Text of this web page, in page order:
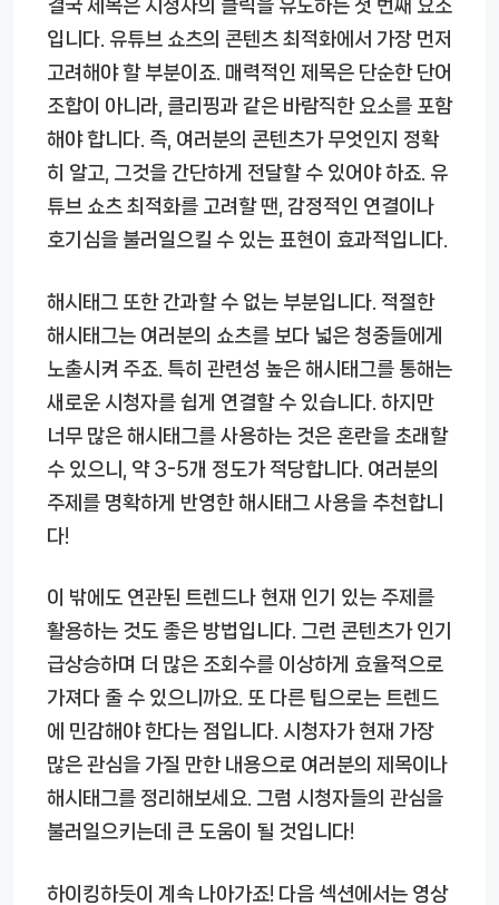
결국 제목은 시청자의 클릭을 유도하는 첫 번째 요소
입니다. 유튜브 쇼츠의 콘텐츠 최적화에서 가장 먼저
고려해야 할 부분이죠. 매력적인 제목은 단순한 단어
조합이 아니라, 클리핑과 같은 바람직한 요소를 포함
해야 합니다. 즉, 여러분의 콘텐츠가 무엇인지 정확
히 알고, 그것을 간단하게 전달할 수 있어야 하죠. 유
튜브 쇼츠 최적화를 고려할 땐, 감정적인 연결이나
호기심을 불러일으킬 수 있는 표현이 효과적입니다.
해시태그 또한 간과할 수 없는 부분입니다. 적절한
해시태그는 여러분의 쇼츠를 보다 넓은 청중들에게
노출시켜 주죠. 특히 관련성 높은 해시태그를 통해는
새로운 시청자를 쉽게 연결할 수 있습니다. 하지만
너무 많은 해시태그를 사용하는 것은 혼란을 초래할
수 있으니, 약 3-5개 정도가 적당합니다. 여러분의
주제를 명확하게 반영한 해시태그 사용을 추천합니
다!
이 밖에도 연관된 트렌드나 현재 인기 있는 주제를
활용하는 것도 좋은 방법입니다. 그런 콘텐츠가 인기
급상승하며 더 많은 조회수를 이상하게 효율적으로
가져다 줄 수 있으니까요. 또 다른 팁으로는 트렌드
에 민감해야 한다는 점입니다. 시청자가 현재 가장
많은 관심을 가질 만한 내용으로 여러분의 제목이나
해시태그를 정리해보세요. 그럼 시청자들의 관심을
불러일으키는데 큰 도움이 될 것입니다!
하이킹하듯이 계속 나아가죠! 다음 섹션에서는 영상